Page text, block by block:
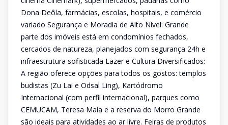
Dona Deôla, farmácias, escolas, hospitais, e comércio
variado Segurança e Moradia de Alto Nível: Grande
parte dos imóveis está em condomínios fechados,
cercados de natureza, planejados com segurança 24h e
infraestrutura sofisticada Lazer e Cultura Diversificados:
A região oferece opções para todos os gostos: templos
budistas (Zu Lai e Odsal Ling), Kartódromo
Internacional (com perfil internacional), parques como
CEMUCAM, Teresa Maia e a reserva do Morro Grande
são ideais para atividades ao ar livre. Feiras de produtos